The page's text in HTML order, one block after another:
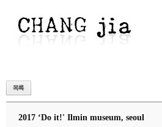
2017 ‘Do it!' Ilmin museum, seoul